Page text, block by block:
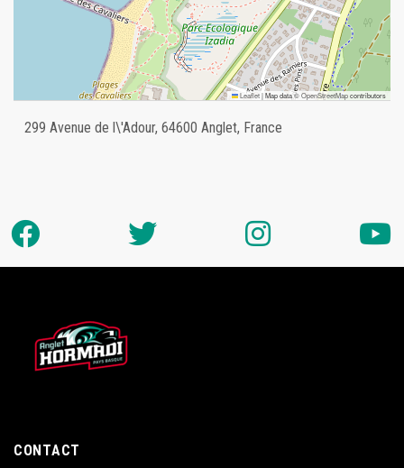
Leaflet|Map data ©OpenStreetMapcontributors
299 Avenue de l\'Adour, 64600 Anglet, France
CONTACT